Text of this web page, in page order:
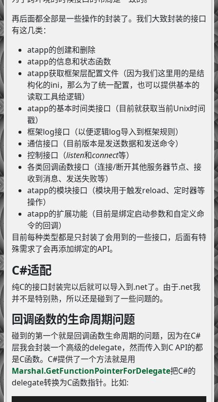
再后面都全部是一些操作的封装了。我们大致封装的接口
有这几类：
atapp的创建和删除
atapp的信息和状态函数
atapp获取框架层配置文件（因为我们这里用的是结
构化的ini，那么为了统一配置，也可以提供基本的
读取工具给逻辑）
atapp的基本时间类接口（目前就获取当前Unix时间
戳）
框架log接口（以便逻辑log导入到框架规则）
通信接口（目前版本是发送数据和发送命令）
控制接口（listen和connect等）
各类回调函数接口（连接/断开其他服务器节点、接
收到消息、发送失败等）
atapp的模块接口（模块用于触发reload、定时器等
操作）
atapp的扩展功能（目前是绑定启动参数和自定义命
令的回调）
目前每种类型都是只封装了会用到的一些接口，后面有特
殊需求了会再添加绑定的API。
C#适配
纯C的接口封装完以后就可以导入到.net了。由于.net我
并不是特别熟，所以还是碰到了一些问题的。
回调函数的生命周期问题
碰到的第一个就是回调函数生命周期的问题，因为在C#
层我会封装一个高级的delegate，然而传入到C API的都
是C函数。C#提供了一个方法就是用
Marshal.GetFunctionPointerForDelegate把C#的
delegate转换为C函数指针。比如: